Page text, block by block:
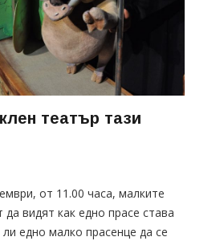
театър тази
от 11.00 часа, малките
видят как едно прасе става
едно малко прасенце да се